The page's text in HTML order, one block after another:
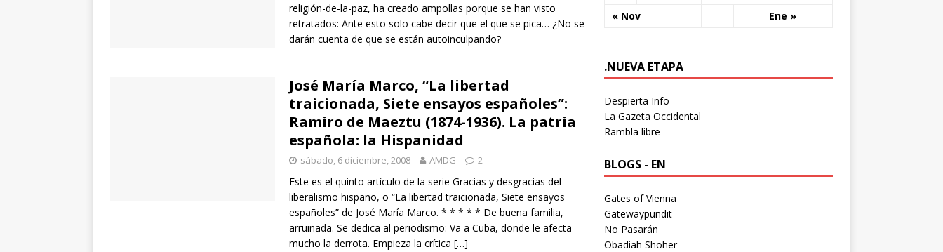
religión-de-la-paz, ha creado ampollas porque se han visto
retratados: Ante esto solo cabe decir que el que se pica… ¿No se
darán cuenta de que se están autoinculpando?
José María Marco, “La libertad
traicionada, Siete ensayos españoles”:
Ramiro de Maeztu (1874-1936). La patria
española: la Hispanidad
sábado, 6 diciembre, 2008 AMDG 2
Este es el quinto artículo de la serie Gracias y desgracias del
liberalismo hispano, o “La libertad traicionada, Siete ensayos
españoles” de José María Marco. * * * * * De buena familia,
arruinada. Se dedica al periodismo: Va a Cuba, donde le afecta
mucho la derrota. Empieza la crítica […]
« Nov Ene »
.NUEVA ETAPA
Despierta Info
La Gazeta Occidental
Rambla libre
BLOGS - EN
Gates of Vienna
Gatewaypundit
No Pasarán
Obadiah Shoher